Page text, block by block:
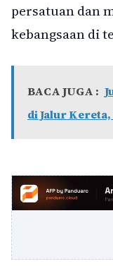
persatuan dan
kebangsaan di
BACA JUGA :
di Jalur Kereta,